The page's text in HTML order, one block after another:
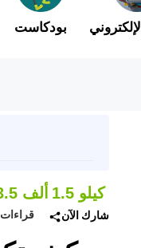
بودكاست
13.5 ألف
قراءات
1.5 كيلو
شارك الآن